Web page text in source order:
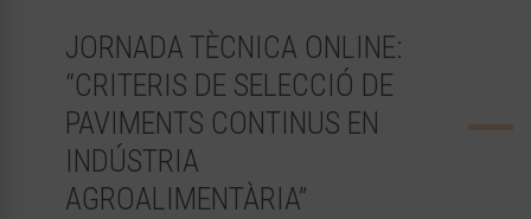
JORNADA TÈCNICA ONLINE:
“CRITERIS DE SELECCIÓ DE
PAVIMENTS CONTINUS EN
INDÚSTRIA
AGROALIMENTÀRIA”